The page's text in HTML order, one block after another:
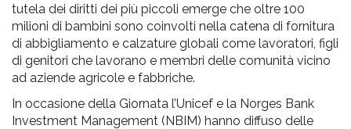
tutela dei diritti dei più piccoli emerge che oltre 100
milioni di bambini sono coinvolti nella catena di fornitura
di abbigliamento e calzature globali come lavoratori, figli
di genitori che lavorano e membri delle comunità vicino
ad aziende agricole e fabbriche.
In occasione della Giornata l’Unicef e la Norges Bank
Investment Management (NBIM) hanno diffuso delle